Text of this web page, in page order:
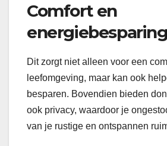
Comfort en
energiebesparing
Dit zorgt niet alleen voor een
leefomgeving, maar kan ook
besparen. Bovendien bieden
ook privacy, waardoor je
van je rustige en ontspannen